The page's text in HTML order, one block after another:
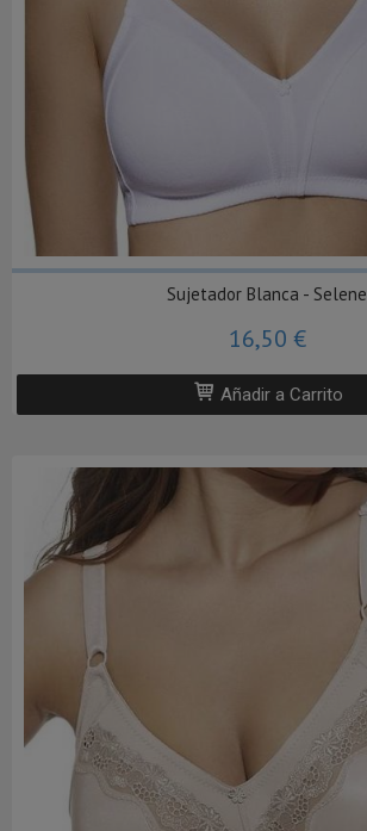
Sujetador Blanca - Selene
16,50 €
Añadir a Carrito